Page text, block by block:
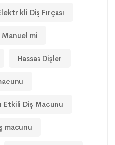
Diş Fırçası
Manuel mi
Hassas Dişler
Etkili Diş Macunu
macunu